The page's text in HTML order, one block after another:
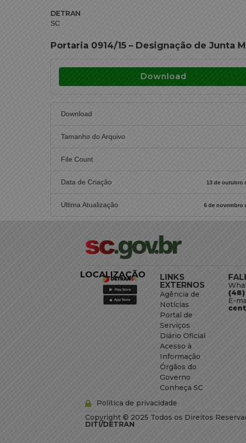
DETRAN
SC
Portaria 0914/15 – Designação de Junta
Download
Download
Tamanho do Arquivo
File Count
Data de Criação 13 de outubro
Ultima Atualização 6 de novembro
LINKS
EXTERNOS
Agência de
Notícias
Portal de
Serviços
Diário Oficial
Acesso à
Informação
Órgãos do
Governo
Conheça SC
E-
Política de privacidade
LOCALIZAÇÃO
Copyright © 2025 Todos os Direitos
DITI/DETRAN